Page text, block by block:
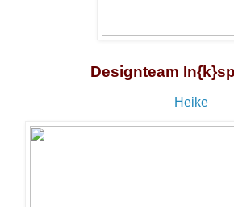
Designteam
Heike